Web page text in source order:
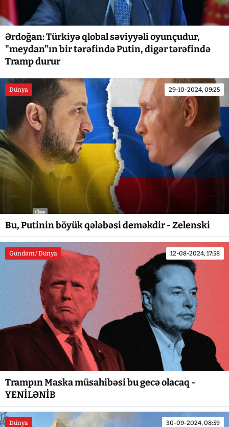
Ərdoğan: Türkiyə qlobal səviyyəli oyunçudur,
"meydan"ın bir tərəfində Putin, digər tərəfində
Tramp durur
Dünya 29-10-2024, 09:25
Bu, Putinin böyük qələbəsi deməkdir - Zelenski
Gündəm / Dünya 12-08-2024, 17:58
Trampın Maska müsahibəsi bu gecə olacaq -
YENİLƏNİB
Dünya 30-09-2024, 08:59